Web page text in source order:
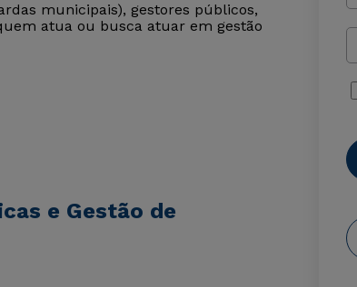
municipais), gestores públicos,
atua ou busca atuar em gestão
e Gestão de